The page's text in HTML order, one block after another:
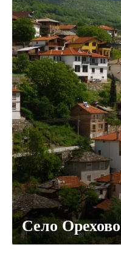
Село Орехово